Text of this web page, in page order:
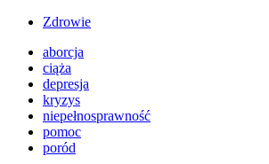
Zdrowie
aborcja
ciąża
depresja
kryzys
niepełnosprawność
pomoc
poród